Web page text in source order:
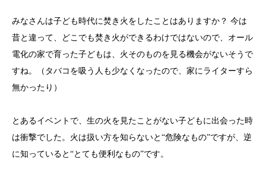
みなさんは子ども時代に焚き火をしたことはありますか？ 今は
昔と違って、どこでも焚き火ができるわけではないので、オール
電化の家で育った子どもは、火そのものを見る機会がないそうで
すね。（タバコを吸う人も少なくなったので、家にライターすら
無かったり）
とあるイベントで、生の火を見たことがない子どもに出会った時
は衝撃でした。火は扱い方を知らないと“危険なもの”ですが、逆
に知っていると“とても便利なもの”です。